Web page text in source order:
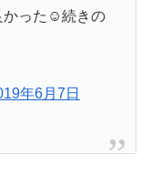
かった☺️続きの
年6月7日